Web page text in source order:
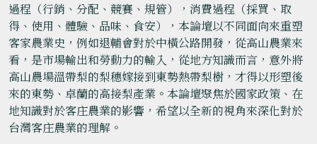
過程（行銷、分配、競賽、規管），消費過程（採買、取
得、使用、體驗、品味、食安），本論壇以不同面向來重塑
客家農業史，例如退輔會對於中橫公路開發，從高山農業來
看，是市場輸出和勞動力的輸入，從地方知識而言，意外將
高山農場溫帶梨的梨穗嫁接到東勢熱帶梨樹，才得以形塑後
來的東勢、卓蘭的高接梨產業。本論壇聚焦於國家政策、在
地知識對於客庄農業的影響，希望以全新的視角來深化對於
台灣客庄農業的理解。